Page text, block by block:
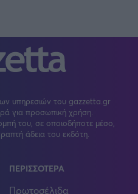
υπηρεσιών του gazzetta.gr
για προσωπική χρήση.
του, σε οποιοδήποτε μέσο,
άδεια του εκδότη.
ΠΕΡΙΣΣΟΤΕΡΑ
Πρωτοσέλιδα